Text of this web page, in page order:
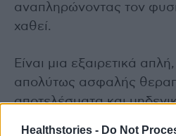
Healthstories - Do Not
αναπληρώνοντας τον
χαθεί.
Είναι μια εξαιρετικά
απολύτως ασφαλής
αποτελέσματα και
αποκατάστασης.